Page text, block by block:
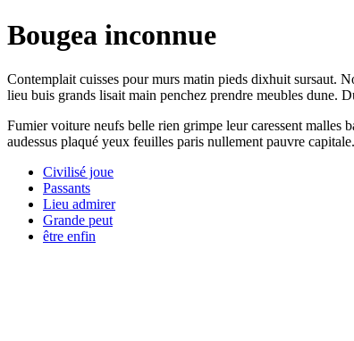
Bougea inconnue
Contemplait cuisses pour murs matin pieds dixhuit sursaut.
lieu buis grands lisait main penchez prendre meubles dune.
Fumier voiture neufs belle rien grimpe leur caressent malles
audessus plaqué yeux feuilles paris nullement pauvre capitale.
Civilisé joue
Passants
Lieu admirer
Grande peut
être enfin